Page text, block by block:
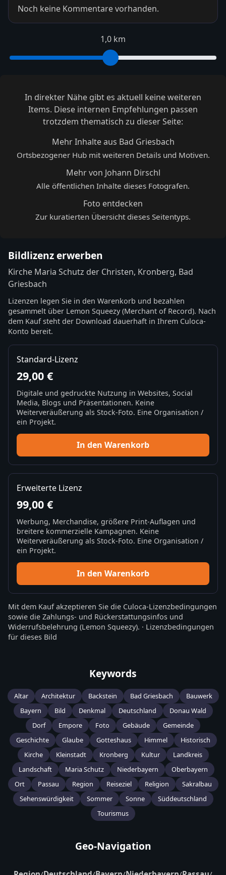
Noch keine Kommentare vorhanden.
1,0 km
In direkter Nähe gibt es aktuell keine weiteren
Items. Diese internen Empfehlungen passen
trotzdem thematisch zu dieser Seite:
Mehr Inhalte aus Bad Griesbach
Ortsbezogener Hub mit weiteren Details und Motiven.
Mehr von Johann Dirschl
Alle öffentlichen Inhalte dieses Fotografen.
Foto entdecken
Zur kuratierten Übersicht dieses Seitentyps.
Bildlizenz erwerben
Kirche Maria Schutz der Christen, Kronberg, Bad
Griesbach
Lizenzen legen Sie in den Warenkorb und bezahlen
gesammelt über Lemon Squeezy (Merchant of Record). Nach
dem Kauf steht der Download dauerhaft in Ihrem Culoca-
Konto bereit.
Standard-Lizenz
29,00 €
Digitale und gedruckte Nutzung in Websites, Social
Media, Blogs und Präsentationen. Keine
Weiterveräußerung als Stock-Foto. Eine Organisation /
ein Projekt.
In den Warenkorb
Erweiterte Lizenz
99,00 €
Werbung, Merchandise, größere Print-Auflagen und
breitere kommerzielle Kampagnen. Keine
Weiterveräußerung als Stock-Foto. Eine Organisation /
ein Projekt.
In den Warenkorb
Mit dem Kauf akzeptieren Sie die Culoca-Lizenzbedingungen
sowie die Zahlungs- und Rückerstattungsinfos und
Widerrufsbelehrung (Lemon Squeezy). · Lizenzbedingungen
für dieses Bild
Keywords
Altar Architektur Backstein Bad Griesbach
Bauwerk
Bayern
Bild Denkmal Deutschland
Donau Wald
Dorf
Empore Foto Gebäude
Gemeinde
Geschichte
Glaube Gotteshaus Himmel
Historisch
Kirche
Kleinstadt Kronberg Kultur
Landkreis
Landschaft
Maria Schutz Niederbayern
Oberbayern
Ort
Passau Region Reiseziel Religion
Sakralbau
Sehenswürdigkeit
Sommer Sonne
Süddeutschland
Tourismus
Geo-Navigation